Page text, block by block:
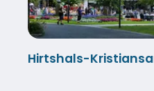
Hirtshals-